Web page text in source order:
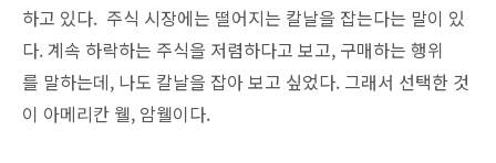
하고 있다. 주식 시장에는 떨어지는 칼날을 잡는다는 말이 있
다. 계속 하락하는 주식을 저렴하다고 보고, 구매하는 행위
를 말하는데, 나도 칼날을 잡아 보고 싶었다. 그래서 선택한 것
이 아메리칸 웰, 암웰이다.